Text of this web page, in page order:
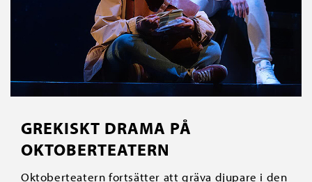
GREKISKT DRAMA PÅ
OKTOBERTEATERN
Oktoberteatern fortsätter att gräva djupare i den